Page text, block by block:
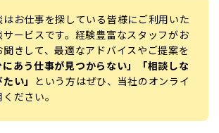
お仕事を探している皆様にご利用いた
ービスです。経験豊富なスタッフがお
きして、最適なアドバイスやご提案を
にあう仕事が見つからない」「相談しな
い」 という方はぜひ、当社のオンライ
ださい。